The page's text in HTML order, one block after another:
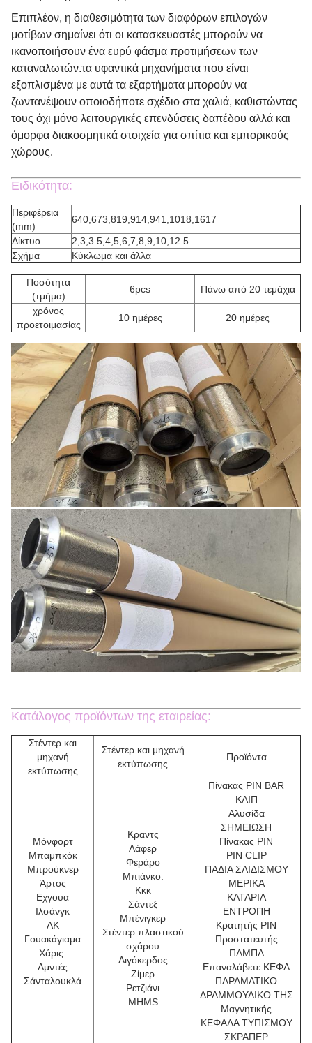
Επιπλέον, η διαθεσιμότητα των διαφόρων επιλογών
μοτίβων σημαίνει ότι οι κατασκευαστές μπορούν να
ικανοποιήσουν ένα ευρύ φάσμα προτιμήσεων των
καταναλωτών.τα υφαντικά μηχανήματα που είναι
εξοπλισμένα με αυτά τα εξαρτήματα μπορούν να
ζωντανέψουν οποιοδήποτε σχέδιο στα χαλιά, καθιστώντας
τους όχι μόνο λειτουργικές επενδύσεις δαπέδου αλλά και
όμορφα διακοσμητικά στοιχεία για σπίτια και εμπορικούς
χώρους.
Ειδικότητα:
Περιφέρεια
(mm)
640,673,819,914,941,1018,1617
Δίκτυο
2,3,3.5,4,5,6,7,8,9,10,12.5
Σχήμα
Κύκλωμα και άλλα
Ποσότητα
(τμήμα)
6pcs
Πάνω από 20 τεμάχια
χρόνος
προετοιμασίας
10 ημέρες 20 ημέρες
Κατάλογος προϊόντων της εταιρείας:
Στέντερ και
μηχανή
εκτύπωσης
Στέντερ και μηχανή
εκτύπωσης
Προϊόντα
Μόνφορτ
Μπαμπκόκ
Μπρούκνερ
Άρτος
Εχγουα
Ιλσάνγκ
ΛΚ
Γουακάγιαμα
Χάρις.
Αμντές
Σάνταλουκλά
Κραντς
Λάφερ
Φεράρο
Μπιάνκο.
Κκκ
Σάντεξ
Μπένιγκερ
Στέντερ πλαστικού
σχάρου
Αιγόκερδος
Ζίμερ
Ρετζιάνι
MHMS
Πίνακας PIN BAR
ΚΛΙΠ
Αλυσίδα
ΣΗΜΕΙΩΣΗ
Πίνακας PIN
PIN CLIP
ΠΑΔΙΑ ΣΛΙΔΙΣΜΟΥ
ΜΕΡΙΚΑ
ΚΑΤΑΡΙΑ
ΕΝΤΡΟΠΗ
Κρατητής PIN
Προστατευτής
ΠΑΜΠΑ
Επαναλάβετε ΚΕΦΑ
ΠΑΡΑΜΑΤΙΚΟ
ΔΡΑΜΜΟΥΛΙΚΟ ΤΗΣ
Μαγνητικής
ΚΕΦΑΛΑ ΤΥΠΙΣΜΟΥ
ΣΚΡΑΠΕΡ